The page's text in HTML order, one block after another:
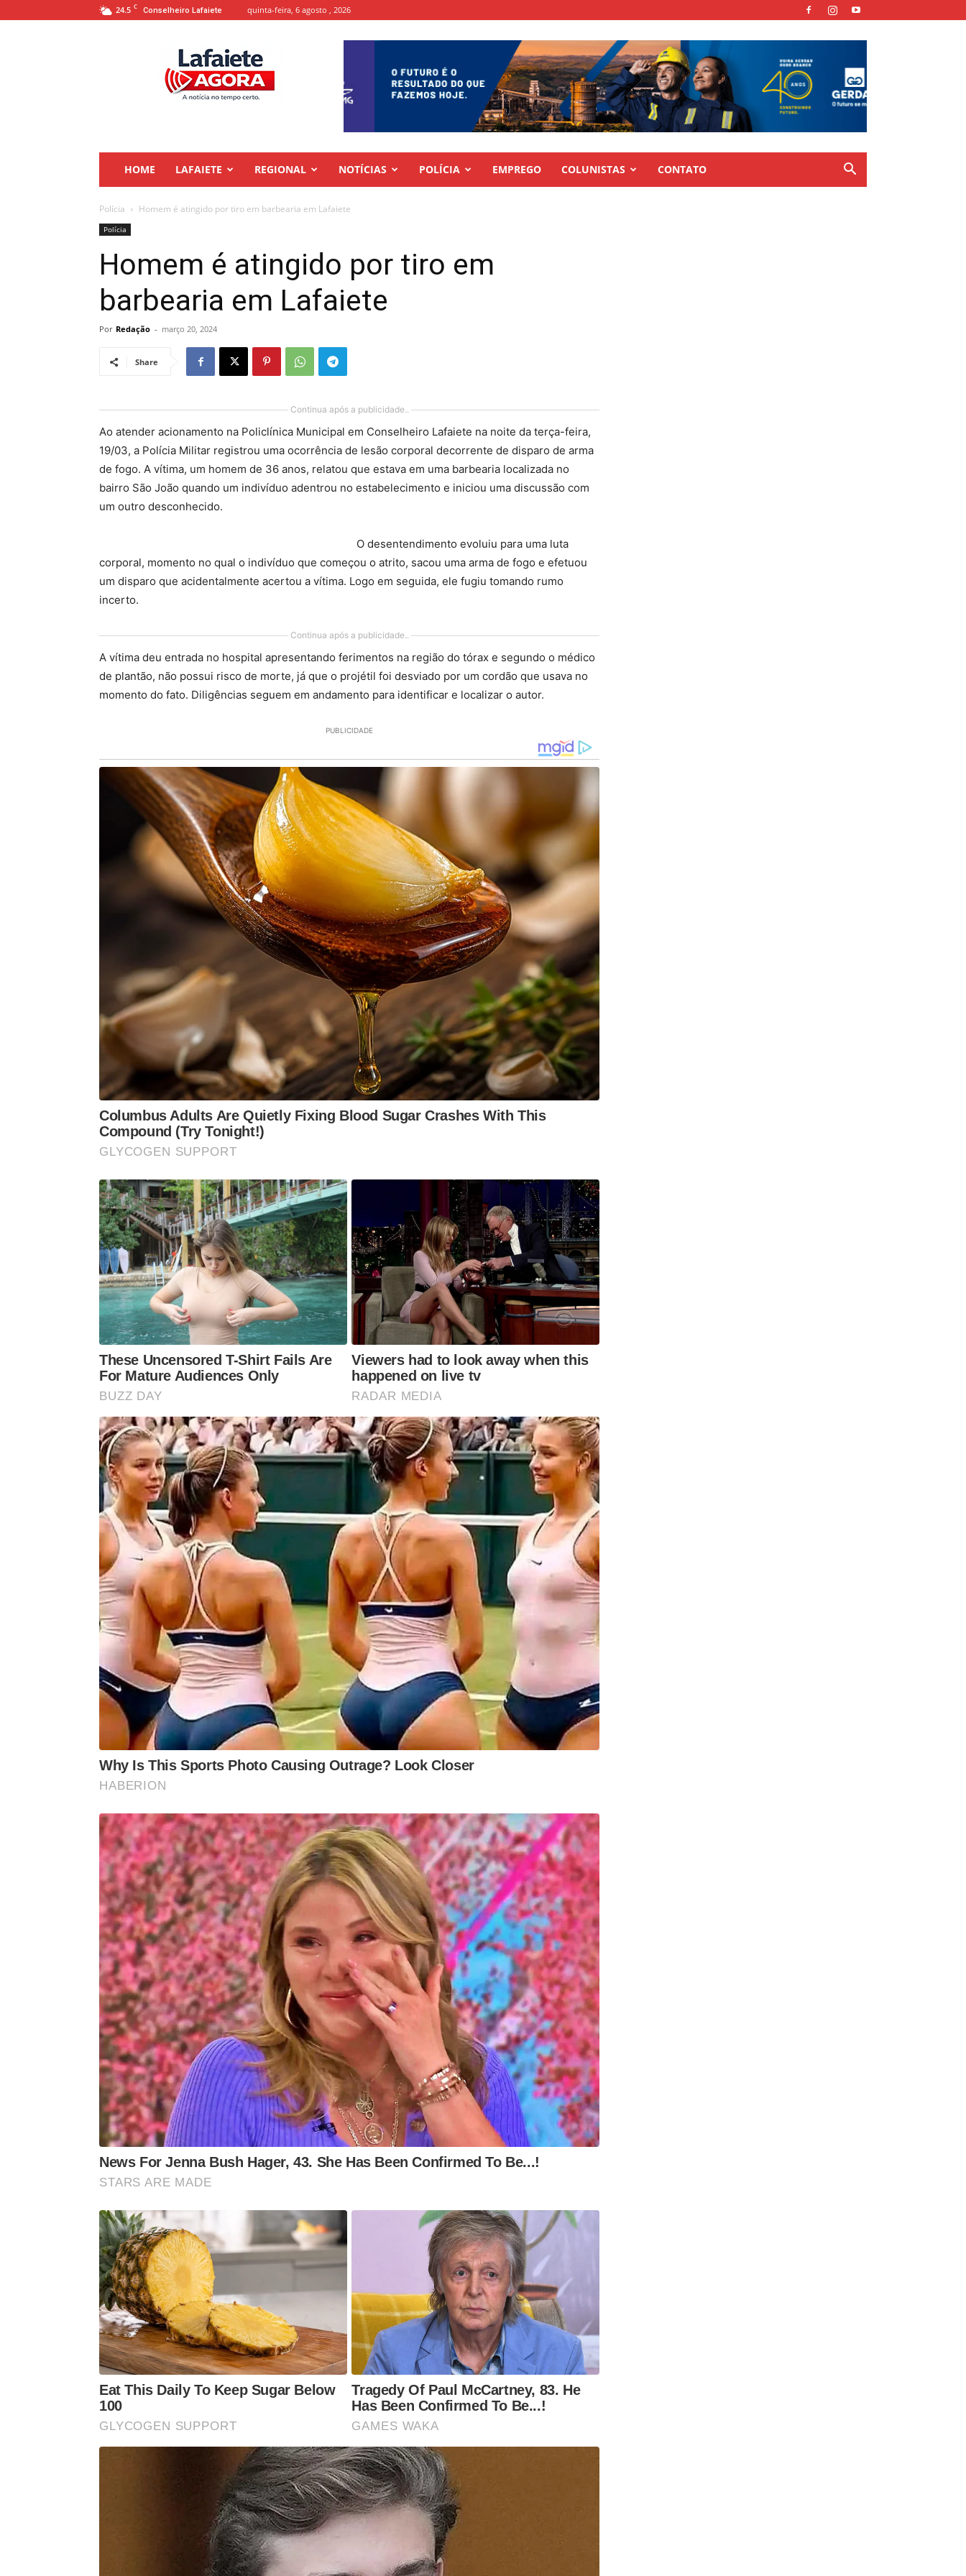
24.5 C Conselheiro Lafaiete quinta-feira, 6 agosto , 2026
HOME LAFAIETE REGIONAL NOTÍCIAS POLÍCIA EMPREGO COLUNISTAS CONTATO
Polícia Homem é atingido por tiro em barbearia em Lafaiete
Polícia
Homem é atingido por tiro em
barbearia em Lafaiete
Por Redação - março 20, 2024
Share
Continua após a publicidade..
Ao atender acionamento na Policlínica Municipal em Conselheiro Lafaiete na noite da terça-feira,
19/03, a Polícia Militar registrou uma ocorrência de lesão corporal decorrente de disparo de arma
de fogo. A vítima, um homem de 36 anos, relatou que estava em uma barbearia localizada no
bairro São João quando um indivíduo adentrou no estabelecimento e iniciou uma discussão com
um outro desconhecido.
O desentendimento evoluiu para uma luta
corporal, momento no qual o indivíduo que começou o atrito, sacou uma arma de fogo e efetuou
um disparo que acidentalmente acertou a vítima. Logo em seguida, ele fugiu tomando rumo
incerto.
Continua após a publicidade..
A vítima deu entrada no hospital apresentando ferimentos na região do tórax e segundo o médico
de plantão, não possui risco de morte, já que o projétil foi desviado por um cordão que usava no
momento do fato. Diligências seguem em andamento para identificar e localizar o autor.
PUBLICIDADE